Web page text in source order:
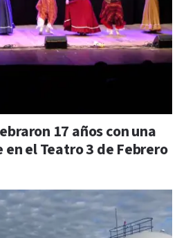
17 años con una
el Teatro 3 de Febrero